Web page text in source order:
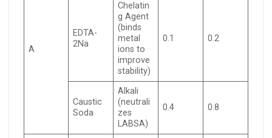
A
EDTA-
2Na
Chelatin
g Agent
(binds
metal
ions to
improve
stability)
0.1 0.2
Caustic
Soda
Alkali
(neutrali
zes
LABSA)
0.4 0.8